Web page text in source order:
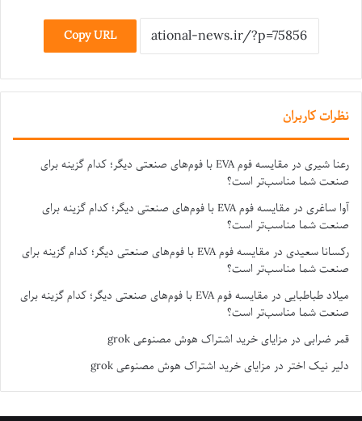
Copy URL
نظرات کاربران
رعنا شیری در
مقایسه فوم EVA با فوم‌های صنعتی دیگر؛ کدام گزینه برای
صنعت شما مناسب‌تر است؟
آوا ساغری در
مقایسه فوم EVA با فوم‌های صنعتی دیگر؛ کدام گزینه برای
صنعت شما مناسب‌تر است؟
رکسانا سعیدی در
مقایسه فوم EVA با فوم‌های صنعتی دیگر؛ کدام گزینه برای
صنعت شما مناسب‌تر است؟
میلاد طباطبایی در
مقایسه فوم EVA با فوم‌های صنعتی دیگر؛ کدام گزینه برای
صنعت شما مناسب‌تر است؟
قمر ضرابی در مزایای خرید اشتراک هوش مصنوعی grok
دلیر نیک اختر در مزایای خرید اشتراک هوش مصنوعی grok